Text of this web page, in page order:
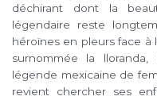
déchirant dont la
légendaire reste
héroïnes en pleurs face à
surnommée la
légende mexicaine de
revient chercher ses